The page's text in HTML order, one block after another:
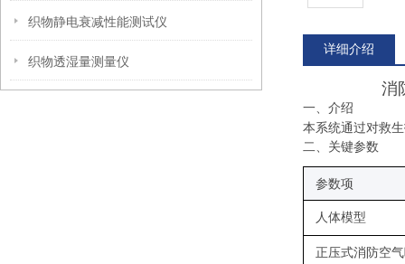
织物静电衰减性能测试仪
织物透湿量测量仪
详细介绍
消
一、 介绍
本系统通过对救
二、关键参数
参数项
人体模型
正压式消防空